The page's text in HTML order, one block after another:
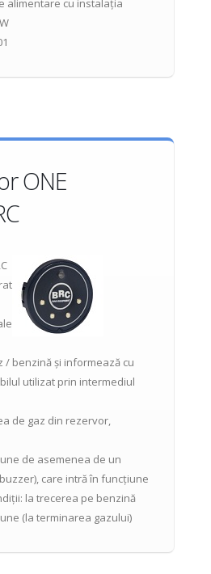
alimentare cu instalația
ONE
/ benzină și informează cu
utilizat prin intermediul
de gaz din rezervor,
de asemenea de un
care intră în funcțiune
la trecerea pe benzină
(la terminarea gazului)